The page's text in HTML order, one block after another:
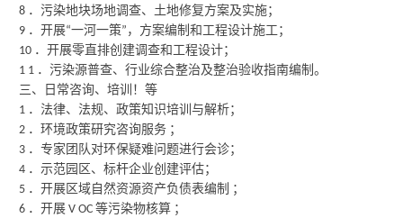
8 ．污染地块场地调查、土地修复方案及实施；
9 ．开展“一河一策” ，方案编制和工程设计施工；
10 ．开展零直排创建调查和工程设计；
1 1 ．污染源普查、行业综合整治及整治验收指南编制。
三、日常咨询、培训！等
1 ．法律、法规、政策知识培训与解析；
2 ．环境政策研究咨询服务 ；
3 ．专家团队对环保疑难问题进行会诊；
4 ．示范园区、标杆企业创建评估；
5 ．开展区域自然资源资产负债表编制 ；
6 ．开展 V OC 等污染物核算 ；